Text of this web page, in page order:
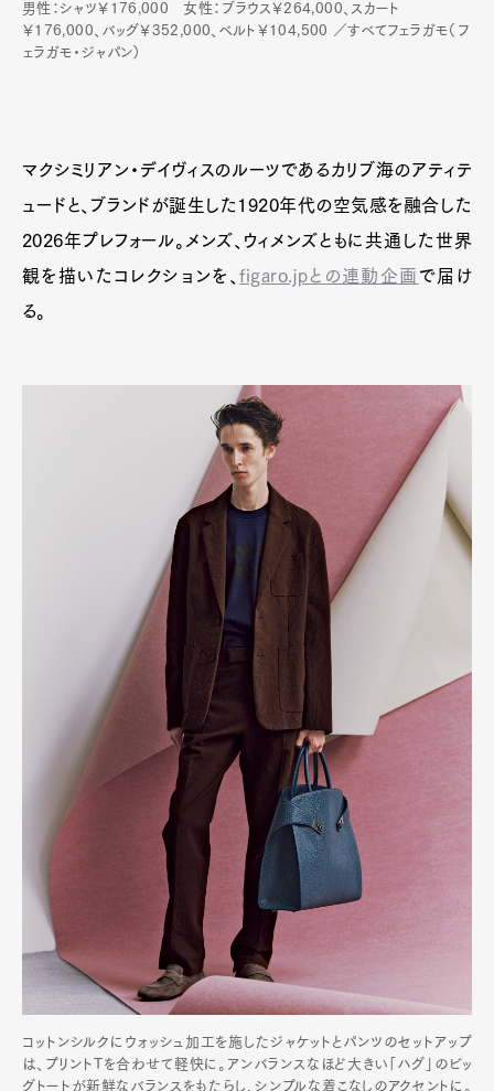
Pen international Pen tw
男性：シャツ￥176,000 女性：ブラウス￥264,000、スカート
￥176,000、バッグ￥352,000、ベルト￥104,500 ／すべてフェラガモ（フ
ェラガモ・ジャパン）
マクシミリアン・デイヴィスのルーツであるカリブ海のアティテ
ュードと、ブランドが誕生した1920年代の空気感を融合した
2026年プレフォール。メンズ、ウィメンズともに共通した世界
観を描いたコレクションを、figaro.jpとの連動企画 で届け
る。
コットンシルクにウォッシュ加工を施したジャケットとパンツのセットアップ
は、プリントTを合わせて軽快に。アンバランスなほど大きい「ハグ」のビッ
グトートが新鮮なバランスをもたらし、シンプルな着こなしのアクセントに。